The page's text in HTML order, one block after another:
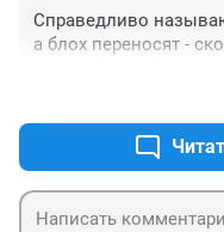
Справедливо
а блох переносят -